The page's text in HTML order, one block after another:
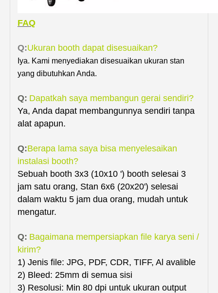
FAQ
Q:Ukuran booth dapat disesuaikan?
Iya. Kami menyediakan disesuaikan ukuran stan
yang dibutuhkan Anda.
Q: Dapatkah saya membangun gerai sendiri?
Ya, Anda dapat membangunnya sendiri tanpa
alat apapun.
Q:Berapa lama saya bisa menyelesaikan
instalasi booth?
Sebuah booth 3x3 (10x10 ') booth selesai 3
jam satu orang, Stan 6x6 (20x20') selesai
dalam waktu 5 jam dua orang, mudah untuk
mengatur.
Q: Bagaimana mempersiapkan file karya seni /
kirim?
1) Jenis file: JPG, PDF, CDR, TIFF, Al avalible
2) Bleed: 25mm di semua sisi
3) Resolusi: Min 80 dpi untuk ukuran output